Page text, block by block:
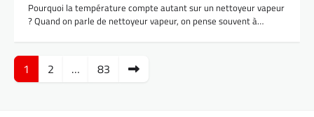
Pourquoi la température compte autant sur un nettoyeur vapeur
? Quand on parle de nettoyeur vapeur, on pense souvent à…
Pagination
des
1 2 … 83